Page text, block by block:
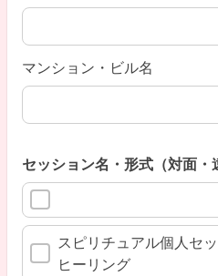
マンション・ビル名
セッション名・形式（対面・
スピリチュアル個人セ
ヒーリング